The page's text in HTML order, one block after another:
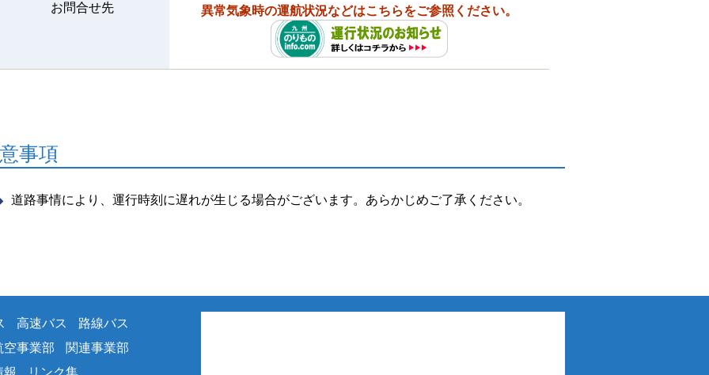
お問合せ先 異常気象時の運航状況などはこちらをご参照ください。
事項
道路事情により、運行時刻に遅れが生じる場合がございます。あらかじめご了承ください。
高速バス
路線バス
空事業部
関連事業部
報
リンク集